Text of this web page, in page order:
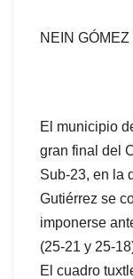
NEIN
El municipio
gran final del
Sub-23, en la
Gutiérrez se
imponerse
(25-21 y 25-
El cuadro